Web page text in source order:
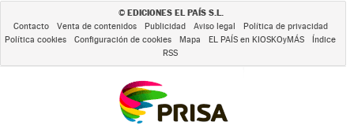
© EDICIONES EL PAÍS S.L.
Contacto Venta de contenidos Publicidad Aviso legal
Política de privacidad
Política cookies
Configuración de cookies Mapa EL PAÍS en KIOSKOyMÁS
Índice
RSS